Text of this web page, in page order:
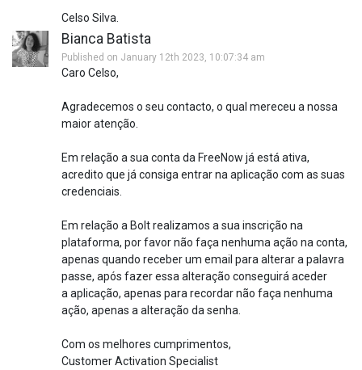
Celso Silva.
Bianca Batista
Published on January 12th 2023, 10:07:34 am
Caro Celso,
Agradecemos o seu contacto, o qual mereceu a nossa
maior atenção.
Em relação a sua conta da FreeNow já está ativa,
acredito que já consiga entrar na aplicação com as suas
credenciais.
Em relação a Bolt realizamos a sua inscrição na
plataforma, por favor não faça nenhuma ação na conta,
apenas quando receber um email para alterar a palavra
passe, após fazer essa alteração conseguirá aceder
a aplicação, apenas para recordar não faça nenhuma
ação, apenas a alteração da senha.
Com os melhores cumprimentos,
Customer Activation Specialist